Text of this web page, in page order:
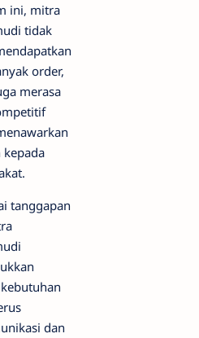
ini, mitra
tidak
order,
merasa
kepada
tanggapan
dan